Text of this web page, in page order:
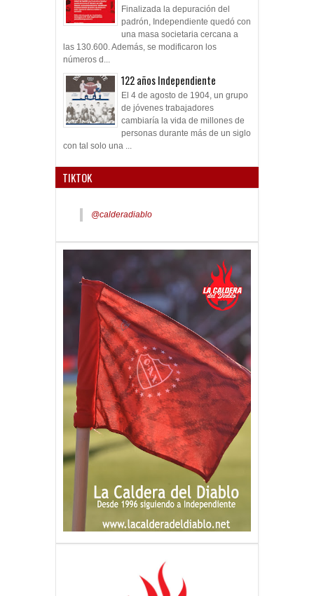
Finalizada la depuración del
padrón, Independiente quedó con
una masa societaria cercana a
las 130.600. Además, se modificaron los
números d...
122 años Independiente
El 4 de agosto de 1904, un grupo
de jóvenes trabajadores
cambiaría la vida de millones de
personas durante más de un siglo
con tal solo una ...
TIKTOK
@calderadiablo